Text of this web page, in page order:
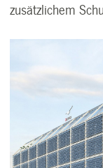
zusätzlichem